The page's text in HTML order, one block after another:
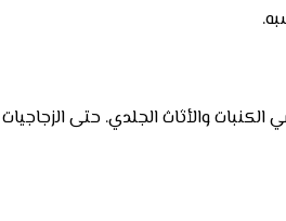
والأثاث الجلدي. حتى الزجاجيات